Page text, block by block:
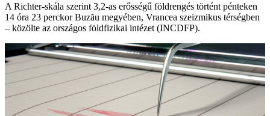
A Richter-skála szerint 3,2-as erősségű földrengés történt pénteken
14 óra 23 perckor Buzău megyében, Vrancea szeizmikus térségben
– közölte az országos földfizikai intézet (INCDFP).